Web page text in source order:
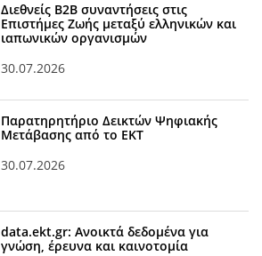
Διεθνείς Β2Β συναντήσεις στις
Επιστήμες Ζωής μεταξύ ελληνικών και
ιαπωνικών οργανισμών
30.07.2026
Παρατηρητήριο Δεικτών Ψηφιακής
Μετάβασης από το ΕΚΤ
30.07.2026
data.ekt.gr: Ανοικτά δεδομένα για
γνώση, έρευνα και καινοτομία